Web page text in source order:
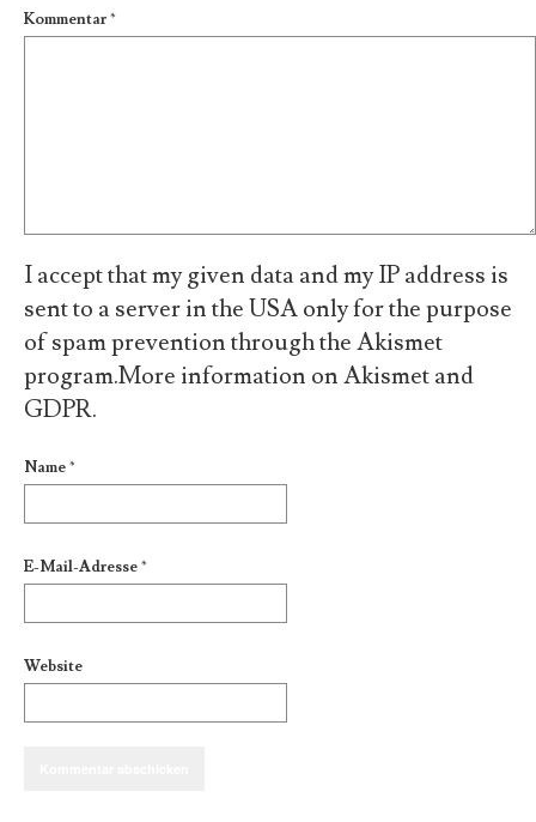
Kommentar*
I accept that my given data and my IP address is
sent to a server in the USA only for the purpose
of spam prevention through theAkismet
program.More information on Akismet and
GDPR.
Name*
E-Mail-Adresse*
Website